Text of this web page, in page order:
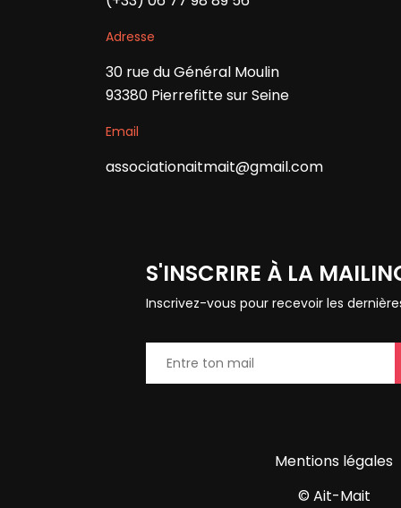
Adresse
30 rue du Général Moulin
93380 Pierrefitte sur Seine
Email
associationaitmait@gmail.com
S'INSCRIRE À LA
Inscrivez-vous pour recevoir les
Mentions légales
© Ait-Mait